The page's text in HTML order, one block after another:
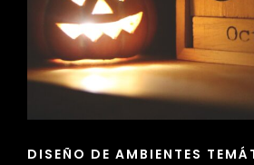
ENLACES
DISEÑO DE AMBIENTES